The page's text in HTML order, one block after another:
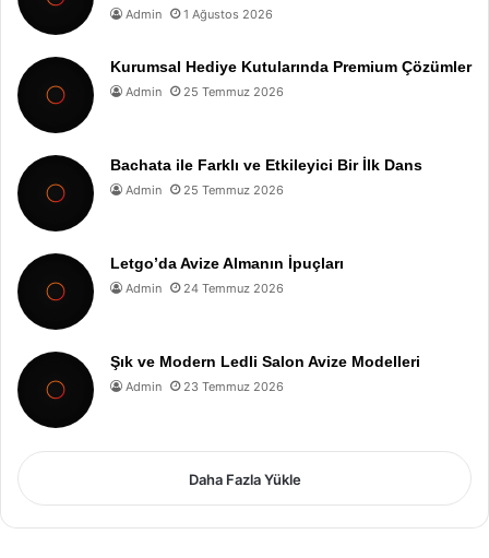
Admin 1 Ağustos 2026
Kurumsal Hediye Kutularında Premium Çözümler
Admin 25 Temmuz 2026
Bachata ile Farklı ve Etkileyici Bir İlk Dans
Admin 25 Temmuz 2026
Letgo’da Avize Almanın İpuçları
Admin 24 Temmuz 2026
Şık ve Modern Ledli Salon Avize Modelleri
Admin 23 Temmuz 2026
Daha Fazla Yükle